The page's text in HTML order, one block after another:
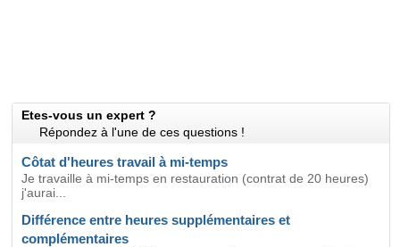
Etes-vous un expert ?
Répondez à l'une de ces questions !
Côtat d'heures travail à mi-temps
Je travaille à mi-temps en restauration (contrat de 20 heures)
j'aurai...
Différence entre heures supplémentaires et
complémentaires